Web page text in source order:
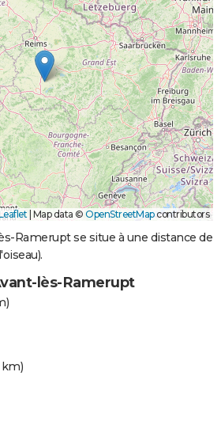
Map data © OpenStreetMapcontributors
Ramerupt se situe à une distance de
lès-Ramerupt
km)